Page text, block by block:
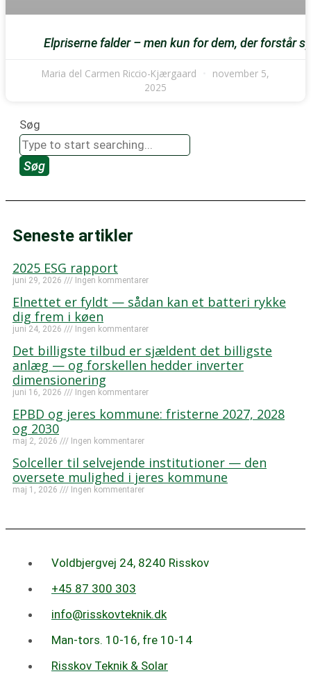
Elpriserne falder – men kun for dem, der forstår
Maria del Carmen Riccio-Kjærgaard
november 5,
2025
Søg
Søg
Seneste artikler
2025 ESG rapport
juni 29, 2026 Ingen kommentarer
Elnettet er fyldt — sådan kan et batteri rykke
dig frem i køen
juni 24, 2026 Ingen kommentarer
Det billigste tilbud er sjældent det billigste
anlæg — og forskellen hedder inverter
dimensionering
juni 16, 2026 Ingen kommentarer
EPBD og jeres kommune: fristerne 2027, 2028
og 2030
maj 2, 2026 Ingen kommentarer
Solceller til selvejende institutioner — den
oversete mulighed i jeres kommune
maj 1, 2026 Ingen kommentarer
Voldbjergvej 24, 8240 Risskov
+45 87 300 303
info@risskovteknik.dk
Man-tors. 10-16, fre 10-14
Risskov Teknik & Solar